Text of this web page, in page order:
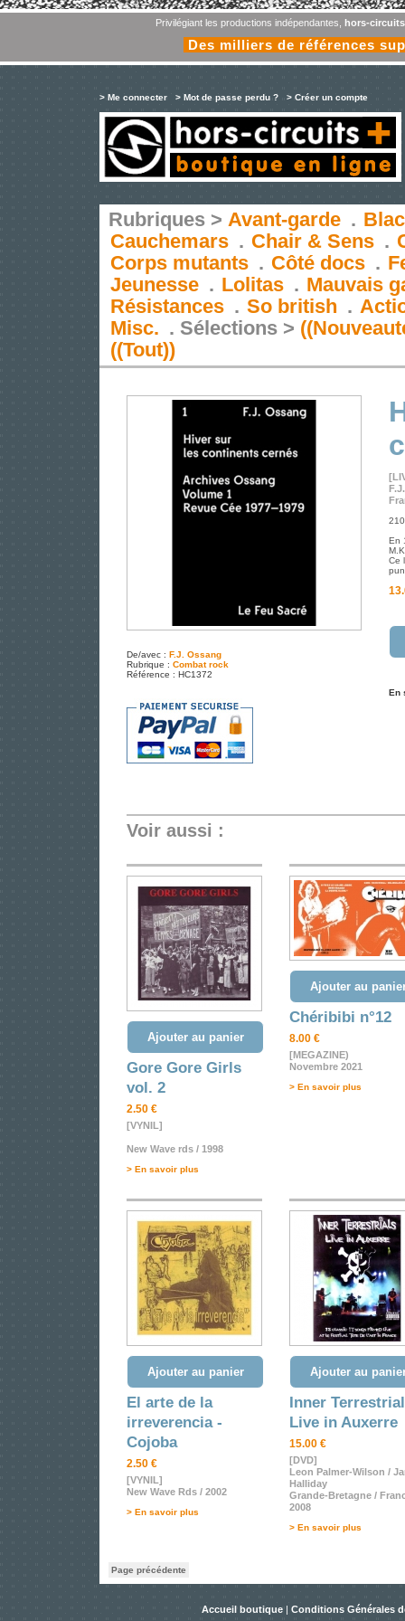
Privilégiant les productions indépendantes, hors-
Des milliers de références
> Me connecter > Mot de passe perdu ? > Créer un compte
Rubriques > Avant-garde .
Cauchemars . Chair & Sens .
Corps mutants . Côté docs .
Jeunesse . Lolitas . Mauvais
Résistances . So british .
Misc. . Sélections >
((Tout))
De/avec : F.J. Ossang
Rubrique : Combat rock
Référence : HC1372
En
Ce
En
Voir aussi :
Ajouter au panier
Gore Gore Girls
vol. 2
2.50 €
[VYNIL]
New Wave rds / 1998
> En savoir plus
Ajouter au
Chéribibi n°12
8.00 €
[MEGAZINE)
Novembre 2021
> En savoir plus
Ajouter au panier
El arte de la
irreverencia -
Cojoba
2.50 €
[VYNIL]
New Wave Rds / 2002
> En savoir plus
Ajouter au
Inner
Live in Auxerre
15.00 €
[DVD]
Leon Palmer-Wilson /
Halliday
Grande-Bretagne /
2008
> En savoir plus
Page précédente
Accueil boutique | Conditions Générales